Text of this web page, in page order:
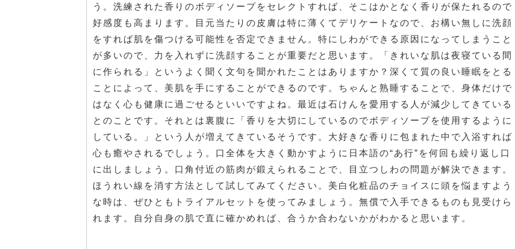
う。洗練された香りのボディソープをセレクトすれば、そこはかとなく香りが保たれるので
好感度も高まります。目元当たりの皮膚は特に薄くてデリケートなので、お構い無しに洗顔
をすれば肌を傷つける可能性を否定できません。特にしわができる原因になってしまうこと
が多いので、力を入れずに洗顔することが重要だと思います。「きれいな肌は夜寝ている間
に作られる」というよく聞く文句を聞かれたことはありますか？深くて質の良い睡眠をとる
ことによって、美肌を手にすることができるのです。ちゃんと熟睡することで、身体だけで
はなく心も健康に過ごせるといいですよね。最近は石けんを愛用する人が減少してきている
とのことです。それとは裏腹に「香りを大切にしているのでボディソープを使用するように
している。」という人が増えてきているそうです。大好きな香りに包まれた中で入浴すれば
心も癒やされるでしょう。口全体を大きく動かすように日本語の“あ行”を何回も繰り返し口
に出しましょう。口角付近の筋肉が鍛えられることで、目立つしわの問題が解決できます。
ほうれい線を消す方法として試してみてください。美白化粧品のチョイスに頭を悩ますよう
な時は、ぜひともトライアルセットを使ってみましょう。無償で入手できるものも見受けら
れます。自分自身の肌で直に確かめれば、合うか合わないかがわかると思います。